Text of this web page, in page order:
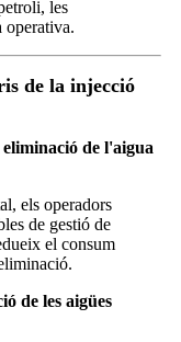
les
operativa.
de la injecció
de l'aigua
els operadors
de gestió de
el consum
de les aigües